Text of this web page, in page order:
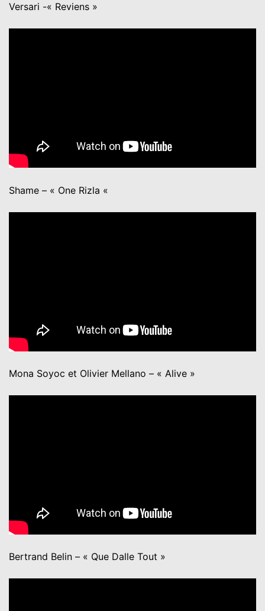
Versari -« Reviens »
Shame – « One Rizla «
Mona Soyoc et Olivier Mellano – « Alive »
Bertrand Belin – « Que Dalle Tout »